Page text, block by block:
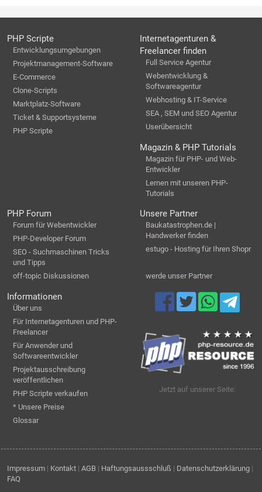
PHP Scripte
Entwicklungsumgebungen
Projektmanagement-Software
E-Commerce
Clone-Scripts
Marktplatz-Software
Ticket & Supportsysteme
PHP Scripte
Internetagenturen &
Freelancer finden
Full Service Agentur
Webentwicklung &
Softwareagentur
Webhosting & IT-Service
SEA , SEM und SEO Agentur
Userübersicht
Magazin & PHP Tutorials
Magazin für PHP- und Web-
Entwickler
Lernen mit unseren PHP-
Tutorials
PHP Forum
Forum für Webentwickler
PHP-Developer Forum
SEO - Suchmaschinen Tricks
und Tipps
off-topic Diskussionen
Unsere Partner
Baukatastrophen.de |
Handwerker finden
estugo - Hosting für Ihren Shopr
werde unser Partner
Informationen
Über uns
Für Internetagenturen und PHP-
Freelancer
Für Anwender und
Softwareentwickler
Projektausschreibung
veröffentlichen
PHP Scripte verkaufen
* Unsere Preise
Glossar
Jetzt auf unserer Seite:
Impressum | Kontakt | AGB | Haftungsaussschluß | Datenschutzerklärung |
FAQ